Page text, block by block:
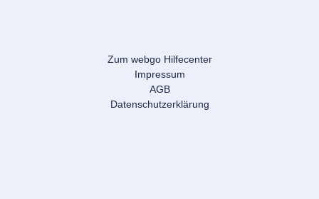
Zum webgo Hilfecenter
Impressum
AGB
Datenschutzerklärung